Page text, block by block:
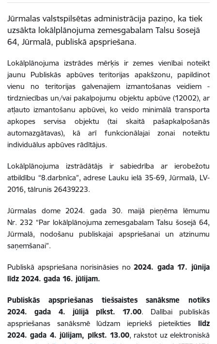
Jūrmalas valstspilsētas administrācija paziņo, ka tiek
uzsākta lokālplānojuma zemesgabalam Talsu šosejā
64, Jūrmalā, publiskā apspriešana.
Lokālplānojuma izstrādes mērķis ir zemes vienībai noteikt
jaunu Publiskās apbūves teritorijas apakšzonu, papildinot
vienu no teritorijas galvenajiem izmantošanas veidiem -
tirdzniecības un/vai pakalpojumu objektu apbūve (12002), ar
atļauto izmantošanu apbūvei, ko veido minimālā transporta
apkopes servisa objektu (tai skaitā pašapkalpošanās
automazgātavas), kā arī funkcionālajai zonai noteiktu
individuālus apbūves rādītājus.
Lokālplānojuma izstrādātājs ir sabiedrība ar ierobežotu
atbildību “8.darbnīca”, adrese Lauku ielā 35-69, Jūrmalā, LV-
2016, tālrunis 26439223.
Jūrmalas dome 2024. gada 30. maijā pieņēma lēmumu
Nr. 232 “Par lokālplānojuma zemesgabalam Talsu šosejā 64,
Jūrmalā, nodošanu publiskajai apspriešanai un atzinumu
saņemšanai”.
Publiskā apspriešana norisināsies no2024. gada 17. jūnija
līdz 2024. gada 16. jūlijam.
Publiskās apspriešanas tiešsaistes sanāksme notiks
2024. gada 4. jūlijā plkst. 17.00. Dalībai publiskās
apspriešanas sanāksmē lūdzam iepriekš pieteikties līdz
2024. gada 4. jūlijam, plkst. 13.00, rakstot uz elektroniskā